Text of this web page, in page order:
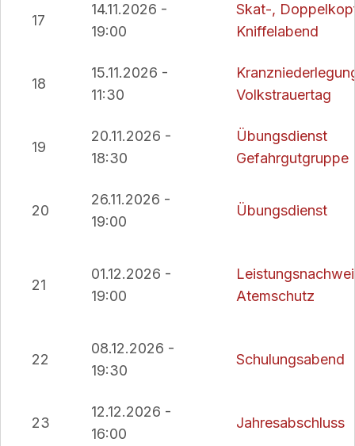
17
14.11.2026 -
19:00
Skat-,
Kniffelabend
18
15.11.2026 -
11:30
Volkstrauertag
19
20.11.2026 -
18:30
Übungsdienst
Gefahrgutgruppe
20
26.11.2026 -
19:00
Übungsdienst
21
01.12.2026 -
19:00
Atemschutz
22
08.12.2026 -
19:30
Schulungsabend
23
12.12.2026 -
16:00
Jahresabschluss